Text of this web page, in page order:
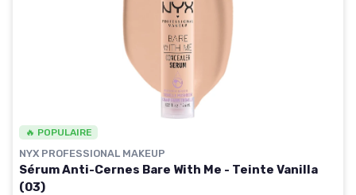
🔥 POPULAIRE
NYX PROFESSIONAL MAKEUP
Sérum Anti-Cernes Bare With Me - Teinte Vanilla
(03)